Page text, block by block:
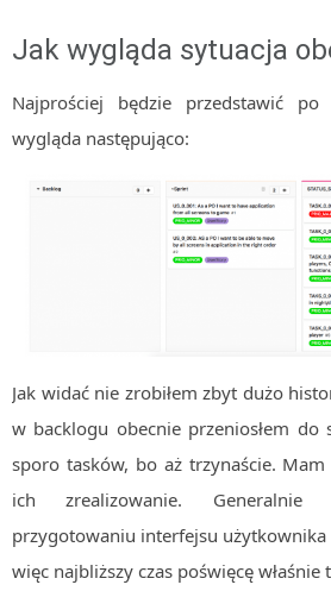
KONTAKT
Jak wygląda sytuacja
Najprościej będzie przedstawić
wygląda następująco:
Jak widać nie zrobiłem zbyt dużo
w backlogu obecnie przeniosłem do
sporo tasków, bo aż trzynaście.
ich zrealizowanie.
przygotowaniu interfejsu użytkownika
więc najbliższy czas poświęcę